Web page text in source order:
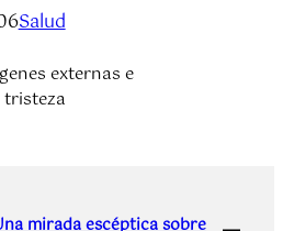
Salud
externas e
mirada escéptica sobre